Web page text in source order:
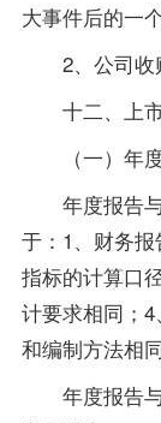
大事件后的一
2、公司收
十二、上市
（一）年度
年度报告与
于：1、财务
指标的计算口
计要求相同；
和编制方法相同
年度报告与